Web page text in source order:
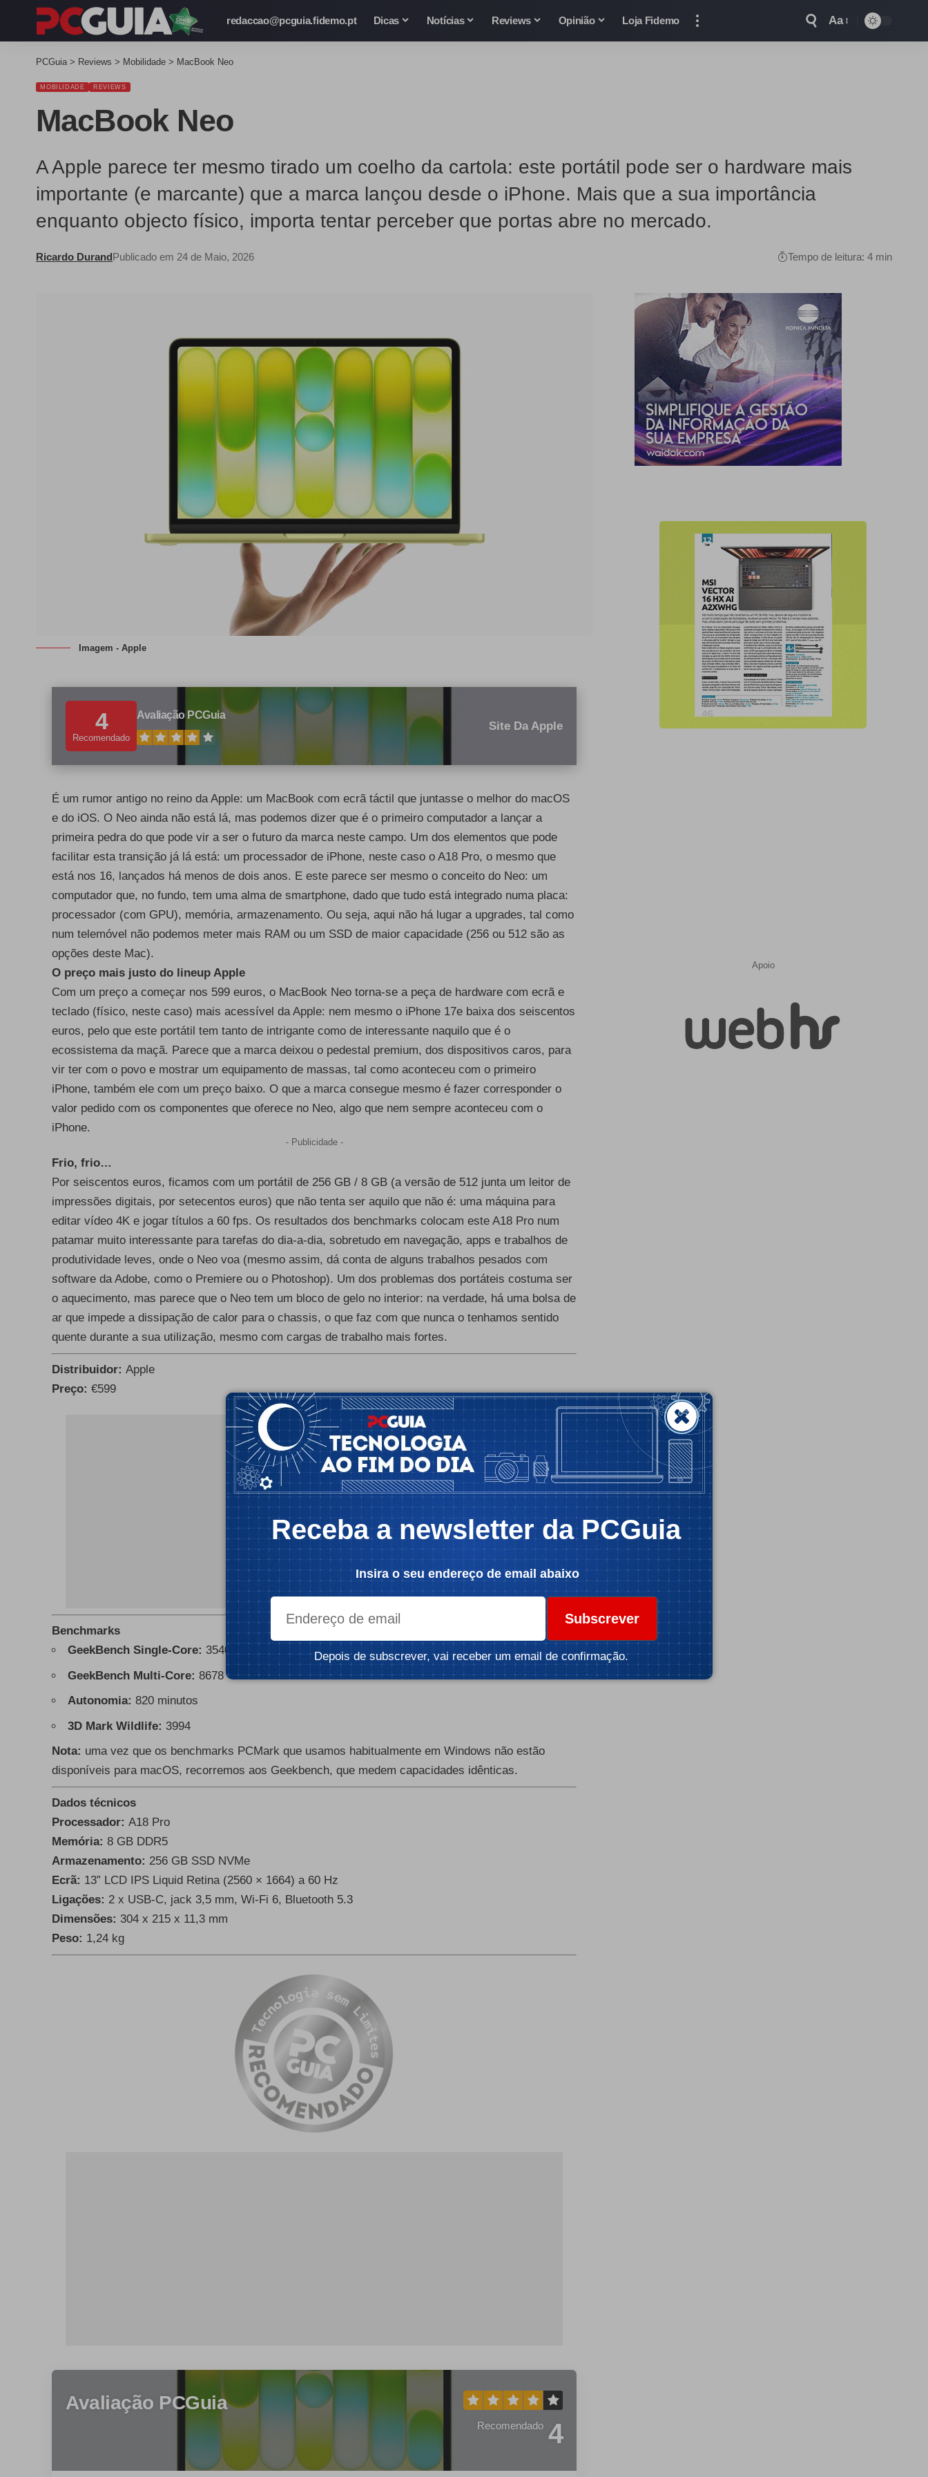
redaccao@pcguia.fidemo.pt Dicas Notícias Reviews Opinião Loja Fidemo Aa
PCGuia > Reviews > Mobilidade > MacBook Neo
MOBILIDADE REVIEWS
MacBook Neo
A Apple parece ter mesmo tirado um coelho da cartola: este portátil pode ser o hardware mais
importante (e marcante) que a marca lançou desde o iPhone. Mais que a sua importância
enquanto objecto físico, importa tentar perceber que portas abre no mercado.
Ricardo DurandPublicado em 24 de Maio, 2026 Tempo de leitura: 4 min
Imagem - Apple
4
Recomendado
Avaliação PCGuia
Site Da Apple
É um rumor antigo no reino da Apple: um MacBook com ecrã táctil que juntasse o melhor do macOS
e do iOS. O Neo ainda não está lá, mas podemos dizer que é o primeiro computador a lançar a
primeira pedra do que pode vir a ser o futuro da marca neste campo. Um dos elementos que pode
facilitar esta transição já lá está: um processador de iPhone, neste caso o A18 Pro, o mesmo que
está nos 16, lançados há menos de dois anos. E este parece ser mesmo o conceito do Neo: um
computador que, no fundo, tem uma alma de smartphone, dado que tudo está integrado numa placa:
processador (com GPU), memória, armazenamento. Ou seja, aqui não há lugar a upgrades, tal como
num telemóvel não podemos meter mais RAM ou um SSD de maior capacidade (256 ou 512 são as
opções deste Mac).
O preço mais justo do lineup Apple
Com um preço a começar nos 599 euros, o MacBook Neo torna-se a peça de hardware com ecrã e
teclado (físico, neste caso) mais acessível da Apple: nem mesmo o iPhone 17e baixa dos seiscentos
euros, pelo que este portátil tem tanto de intrigante como de interessante naquilo que é o
ecossistema da maçã. Parece que a marca deixou o pedestal premium, dos dispositivos caros, para
vir ter com o povo e mostrar um equipamento de massas, tal como aconteceu com o primeiro
iPhone, também ele com um preço baixo. O que a marca consegue mesmo é fazer corresponder o
valor pedido com os componentes que oferece no Neo, algo que nem sempre aconteceu com o
iPhone.
- Publicidade -
Frio, frio…
Por seiscentos euros, ficamos com um portátil de 256 GB / 8 GB (a versão de 512 junta um leitor de
impressões digitais, por setecentos euros) que não tenta ser aquilo que não é: uma máquina para
editar vídeo 4K e jogar títulos a 60 fps. Os resultados dos benchmarks colocam este A18 Pro num
patamar muito interessante para tarefas do dia-a-dia, sobretudo em navegação, apps e trabalhos de
produtividade leves, onde o Neo voa (mesmo assim, dá conta de alguns trabalhos pesados com
software da Adobe, como o Premiere ou o Photoshop). Um dos problemas dos portáteis costuma ser
o aquecimento, mas parece que o Neo tem um bloco de gelo no interior: na verdade, há uma bolsa de
ar que impede a dissipação de calor para o chassis, o que faz com que nunca o tenhamos sentido
quente durante a sua utilização, mesmo com cargas de trabalho mais fortes.
Distribuidor:Apple
Preço:€599
- Publicidade -
Benchmarks
GeekBench Single-Core: 3540
GeekBench Multi-Core:8678
Autonomia:820 minutos
3D Mark Wildlife: 3994
Nota: uma vez que os benchmarks PCMark que usamos habitualmente em Windows não estão
disponíveis para macOS, recorremos aos Geekbench, que medem capacidades idênticas.
Dados técnicos
Processador:A18 Pro
Memória:8 GB DDR5
Armazenamento: 256 GB SSD NVMe
Ecrã: 13” LCD IPS Liquid Retina (2560 × 1664) a 60 Hz
Ligações: 2 x USB-C, jack 3,5 mm, Wi-Fi 6, Bluetooth 5.3
Dimensões: 304 x 215 x 11,3 mm
Peso: 1,24 kg
Avaliação PCGuia
Recomendado 4
Apoio
Receba a newsletter da PCGuia
Insira o seu endereço de email abaixo
Subscrever
Depois de subscrever, vai receber um email de confirmação.